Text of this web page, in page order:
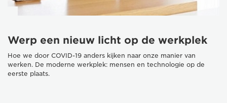
Werp een nieuw licht op de werkplek
Hoe we door COVID-19 anders kijken naar onze manier van
werken. De moderne werkplek: mensen en technologie op de
eerste plaats.